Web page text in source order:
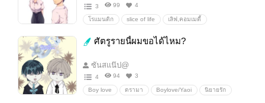
3 99 4
โรแมนติก slice of life เลิฟ,คอมเมดี้
ศัตรูรายนี้ผมขอได้ไหม?
ซันสแน๊ป@
4 94 3
Boy love ดรามา Boylove/Yaoi นิยายรัก